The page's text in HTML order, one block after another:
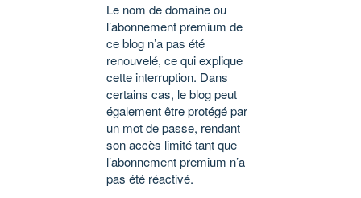
Le nom de domaine ou
l’abonnement premium de
ce blog n’a pas été
renouvelé, ce qui explique
cette interruption. Dans
certains cas, le blog peut
également être protégé par
un mot de passe, rendant
son accès limité tant que
l’abonnement premium n’a
pas été réactivé.